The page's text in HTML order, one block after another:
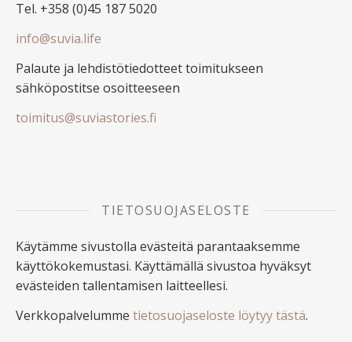
Tel. +358 (0)45 187 5020
info@suvia.life
Palaute ja lehdistötiedotteet toimitukseen
sähköpostitse osoitteeseen
toimitus@suviastories.fi
TIETOSUOJASELOSTE
Käytämme sivustolla evästeitä parantaaksemme
käyttökokemustasi. Käyttämällä sivustoa hyväksyt
evästeiden tallentamisen laitteellesi.
Verkkopalvelumme tietosuojaseloste löytyy tästä.